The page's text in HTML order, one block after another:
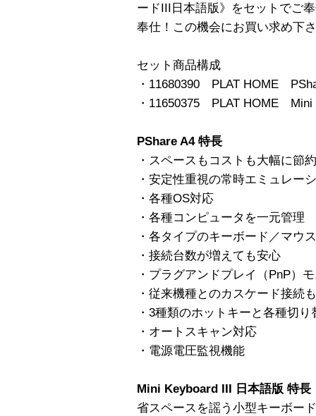
ードIII日本語版》をセットでご
奉仕！この機会にお買い求め下
セット商品構成
・11680390 PLAT HOME
・11650375 PLAT HOME Mini
PShare A4 特長
・スペースもコストも大幅に節約
・安定性重視の常時エミュレー
・各種OS対応
・各種コンピュータを一元管理
・各タイプのキーボード／マウ
・接続台数が増えても安心
・プラグアンドプレイ（PnP）
・従来機種とのカスケード接続
・3種類のホットキーと各種切り
・オートスキャン対応
・電源電圧監視機能
Mini Keyboard III 日本語版 特長
省スペースを謡う小型キーボー